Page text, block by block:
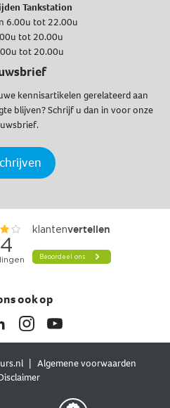
Tankstation
6.00u tot 22.00u
tot 20.00u
tot 20.00u
kennisartikelen gerelateerd aan
blijven? Schrijf u dan in voor onze
ook op
Algemene voorwaarden